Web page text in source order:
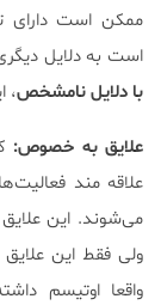
ممکن است دارای
است به دلایل
با دلایل نامشخص،
علایق به خصوص:
علاقه مند
می‌شوند. این
ولی فقط این علایق
واقعا اوتیسم